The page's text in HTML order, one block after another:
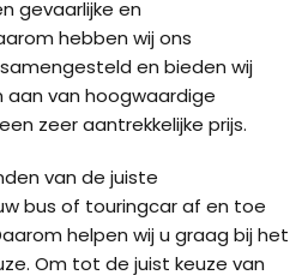
gevaarlijke en
hebben wij ons
en bieden wij
van hoogwaardige
zeer aantrekkelijke prijs.
van de juiste
bus of touringcar af en toe
helpen wij u graag bij het
Om tot de juist keuze van